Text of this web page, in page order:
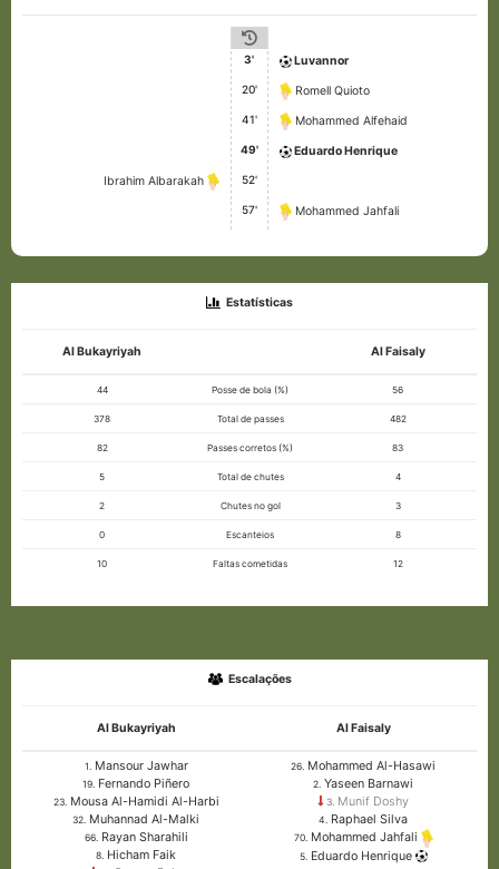
3' Luvannor
20' Romell Quioto
41' Mohammed Alfehaid
49' Eduardo Henrique
Ibrahim Albarakah 52'
57' Mohammed Jahfali
Estatísticas
Al Bukayriyah Al Faisaly
44 Posse de bola (%) 56
378 Total de passes 482
82 Passes corretos (%) 83
5 Total de chutes 4
2 Chutes no gol 3
0 Escanteios 8
10 Faltas cometidas 12
Escalações
Al Bukayriyah Al Faisaly
1. Mansour Jawhar
19. Fernando Piñero
23.Mousa Al-Hamidi Al-Harbi
32. Muhannad Al-Malki
66.Rayan Sharahili
8. Hicham Faik
26. Mohammed Al-Hasawi
2. Yaseen Barnawi
3. Munif Doshy
4. Raphael Silva
70.Mohammed Jahfali
5.Eduardo Henrique